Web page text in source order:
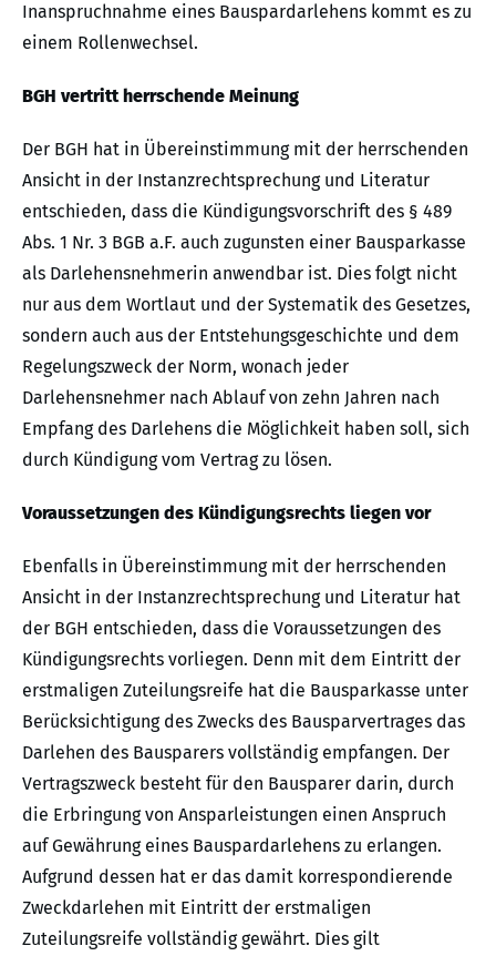
Inanspruchnahme eines Bauspardarlehens kommt es zu
einem Rollenwechsel.
BGH vertritt herrschende Meinung
Der BGH hat in Übereinstimmung mit der herrschenden
Ansicht in der Instanzrechtsprechung und Literatur
entschieden, dass die Kündigungsvorschrift des § 489
Abs. 1 Nr. 3 BGB a.F. auch zugunsten einer Bausparkasse
als Darlehensnehmerin anwendbar ist. Dies folgt nicht
nur aus dem Wortlaut und der Systematik des Gesetzes,
sondern auch aus der Entstehungsgeschichte und dem
Regelungszweck der Norm, wonach jeder
Darlehensnehmer nach Ablauf von zehn Jahren nach
Empfang des Darlehens die Möglichkeit haben soll, sich
durch Kündigung vom Vertrag zu lösen.
Voraussetzungen des Kündigungsrechts liegen vor
Ebenfalls in Übereinstimmung mit der herrschenden
Ansicht in der Instanzrechtsprechung und Literatur hat
der BGH entschieden, dass die Voraussetzungen des
Kündigungsrechts vorliegen. Denn mit dem Eintritt der
erstmaligen Zuteilungsreife hat die Bausparkasse unter
Berücksichtigung des Zwecks des Bausparvertrages das
Darlehen des Bausparers vollständig empfangen. Der
Vertragszweck besteht für den Bausparer darin, durch
die Erbringung von Ansparleistungen einen Anspruch
auf Gewährung eines Bauspardarlehens zu erlangen.
Aufgrund dessen hat er das damit korrespondierende
Zweckdarlehen mit Eintritt der erstmaligen
Zuteilungsreife vollständig gewährt. Dies gilt